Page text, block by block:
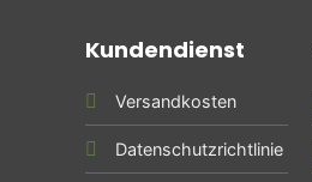
Kundendienst
Versandkosten
Datenschutzrichtlinie